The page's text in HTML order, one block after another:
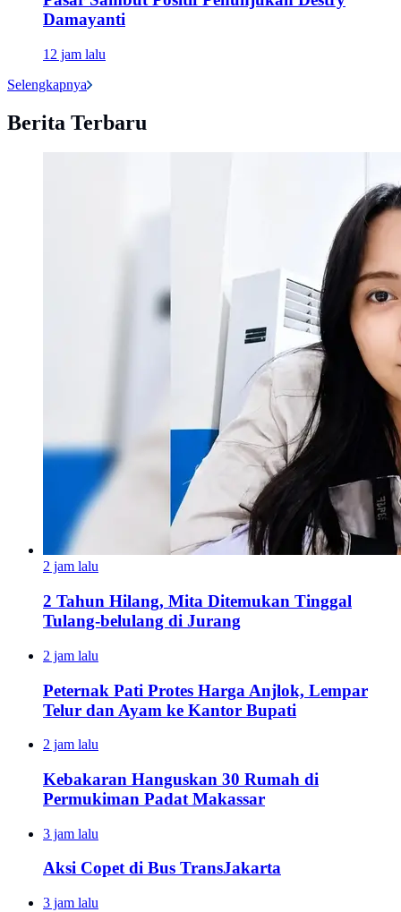
Damayanti
12 jam lalu
Selengkapnya
Berita Terbaru
2 jam lalu
2 Tahun Hilang, Mita Ditemukan Tinggal
Tulang-belulang di Jurang
2 jam lalu
Peternak Pati Protes Harga Anjlok, Lempar
Telur dan Ayam ke Kantor Bupati
2 jam lalu
Kebakaran Hanguskan 30 Rumah di
Permukiman Padat Makassar
3 jam lalu
Aksi Copet di Bus TransJakarta
3 jam lalu